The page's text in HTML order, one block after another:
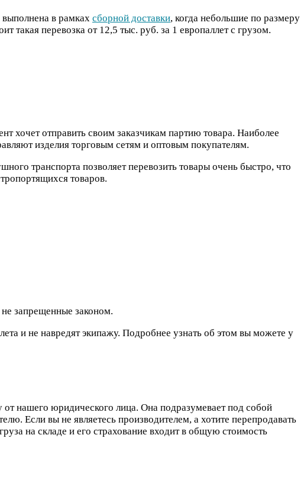
в рамках сборной доставки, когда небольшие по размеру
такая перевозка от 12,5 тыс. руб. за 1 европаллет с грузом.
хочет отправить своим заказчикам партию товара. Наиболее
изделия торговым сетям и оптовым покупателям.
транспорта позволяет перевозить товары очень быстро, что
товаров.
запрещенные законом.
и не навредят экипажу. Подробнее узнать об этом вы можете у
нашего юридического лица. Она подразумевает под собой
Если вы не являетесь производителем, а хотите перепродавать
на складе и его страхование входит в общую стоимость